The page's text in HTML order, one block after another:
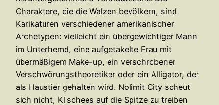
Charaktere, die die Walzen bevölkern, sind
Karikaturen verschiedener amerikanischer
Archetypen: vielleicht ein übergewichtiger Mann
im Unterhemd, eine aufgetakelte Frau mit
übermäßigem Make-up, ein verschrobener
Verschwörungstheoretiker oder ein Alligator, der
als Haustier gehalten wird. Nolimit City scheut
sich nicht, Klischees auf die Spitze zu treiben